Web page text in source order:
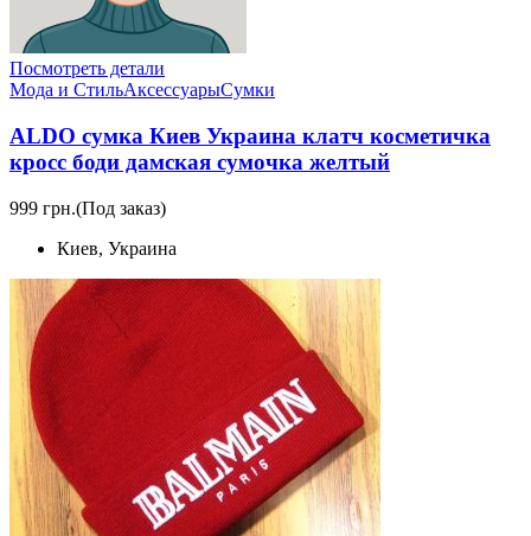
Посмотреть детали
Мода и СтильАксессуарыСумки
ALDO сумка Киев Украина клатч косметичка
кросс боди дамская сумочка желтый
999 грн.(Под заказ)
Киев, Украина